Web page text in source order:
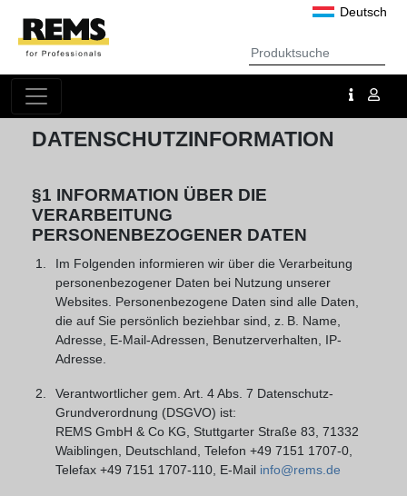
Deutsch
DATENSCHUTZINFORMATION
§1 INFORMATION ÜBER DIE
VERARBEITUNG
PERSONENBEZOGENER DATEN
Im Folgenden informieren wir über die Verarbeitung
personenbezogener Daten bei Nutzung unserer
Websites. Personenbezogene Daten sind alle Daten,
die auf Sie persönlich beziehbar sind, z. B. Name,
Adresse, E-Mail-Adressen, Benutzerverhalten, IP-
Adresse.
Verantwortlicher gem. Art. 4 Abs. 7 Datenschutz-
Grundverordnung (DSGVO) ist:
REMS GmbH & Co KG, Stuttgarter Straße 83, 71332
Waiblingen, Deutschland, Telefon +49 7151 1707-0,
Telefax +49 7151 1707-110, E-Mail info@rems.de